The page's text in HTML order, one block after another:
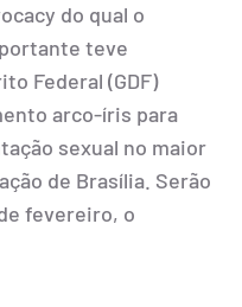
do qual o
teve
Federal (GDF)
arco-íris para
sexual no maior
de Brasília. Serão
fevereiro, o